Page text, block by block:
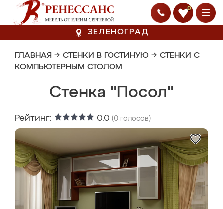
0
ЗЕЛЕНОГРАД
ГЛАВНАЯ → СТЕНКИ В ГОСТИНУЮ → СТЕНКИ С
КОМПЬЮТЕРНЫМ СТОЛОМ
Стенка "Посол"
Рейтинг: 0.0 (0 голосов)